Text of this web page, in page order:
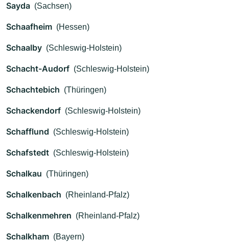
Sayda (Sachsen)
Schaafheim (Hessen)
Schaalby (Schleswig-Holstein)
Schacht-Audorf (Schleswig-Holstein)
Schachtebich (Thüringen)
Schackendorf (Schleswig-Holstein)
Schafflund (Schleswig-Holstein)
Schafstedt (Schleswig-Holstein)
Schalkau (Thüringen)
Schalkenbach (Rheinland-Pfalz)
Schalkenmehren (Rheinland-Pfalz)
Schalkham (Bayern)